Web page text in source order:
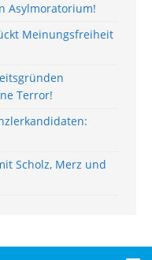
Asylmoratorium!
Meinungsfreiheit
Terror!
Scholz, Merz und